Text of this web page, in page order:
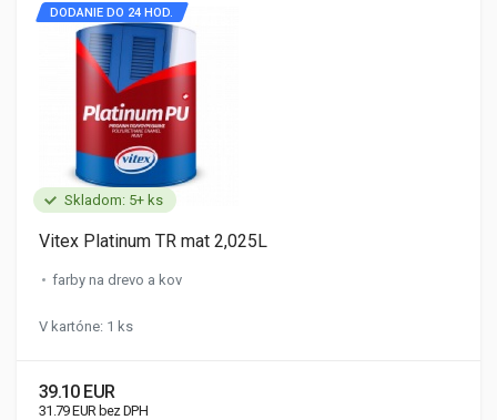
Skladom: 5+ ks
DODANIE DO 24 HOD.
Vitex Platinum TR mat 2,025L
farby na drevo a kov
V kartóne: 1 ks
39.10 EUR
31.79 EUR bez DPH